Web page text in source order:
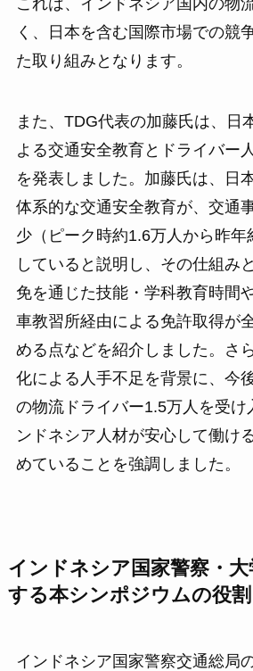
く、日本を含む国際市場での競
た取り組みとなります。
また、TDG代表の加藤氏は、日
よる交通安全教育とドライバー
を発表しました。加藤氏は、日
体系的な交通安全教育が、交通
少（ピーク時約1.6万人から昨年
していると説明し、その仕組み
免を通じた技能・学科教育時間
車教習所経由による免許取得が
める点などを紹介しました。さ
化による人手不足を背景に、今
の物流ドライバー1.5万人を受け
ンドネシア人材が安心して働け
めていることを強調しました。
インドネシア国家警察・
する本シンポジウムの役割
インドネシア国家警察交通総局